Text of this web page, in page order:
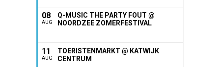
08
AUG
Q-MUSIC THE PARTY FOUT @
NOORDZEE ZOMERFESTIVAL
11
AUG
TOERISTENMARKT @ KATWIJK
CENTRUM